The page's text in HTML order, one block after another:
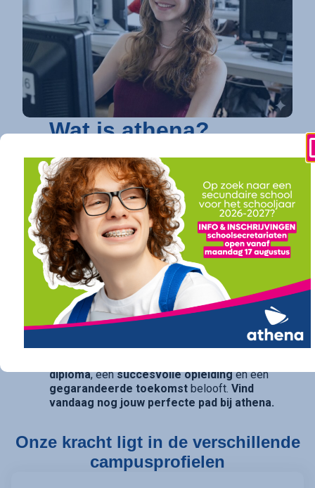
Wat is athena?
school in Kortrijkdie elke jongere een
toekomstgarantie biedt. Op vier
gespecialiseerde campussen bundelen we een
uitgebreid en toekomstgericht onderwijsaanbod.
Of je nu droomt van verder studeren in
hogeschool of universiteit (onze
doorstroomfinaliteit/ ASO) of direct een
succesvolle carrière ambieert (onze
arbeidsfinaliteit / BSO ), bij athena vind je een
traject op maat. Ook voor diegenen die daarin hun
opties openhouden, bieden onze studierichtingen
met
(TSO) de perfecte balans.
diploma, eensuccesvolle opleidingen een
gegarandeerde toekomst belooft.Vind
vandaag nog jouw perfecte pad bij athena.
Onze kracht ligt in de verschillende
campusprofielen